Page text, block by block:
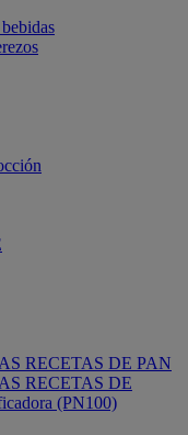
RECETAS DE PAN
RECETAS DE
(PN100)